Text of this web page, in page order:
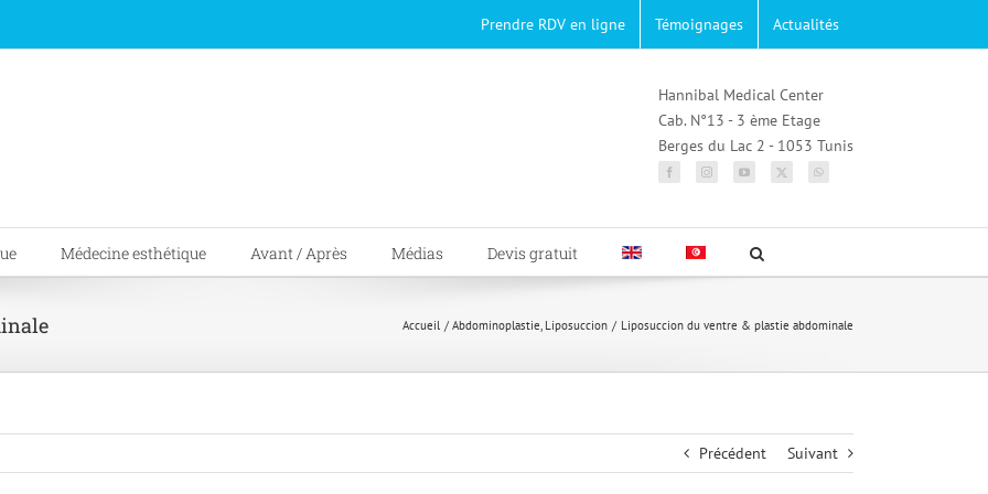
Prendre RDV en ligne Témoignages Actualités
Hannibal Medical Center
Cab. N°13 - 3 ème Etage
Berges du Lac 2 - 1053 Tunis
Médecine esthétique Avant / Après Médias Devis gratuit
Accueil Abdominoplastie Liposuccion Liposuccion du ventre & plastie abdominale
Précédent Suivant